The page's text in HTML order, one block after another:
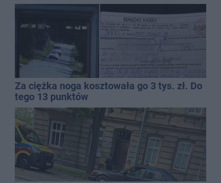
Za ciężka noga kosztowała go 3 tys. zł. Do
tego 13 punktów